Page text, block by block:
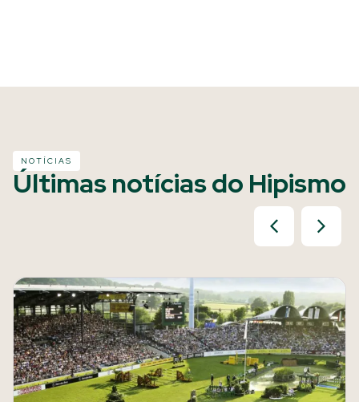
NOTÍCIAS
Últimas notícias do Hipismo